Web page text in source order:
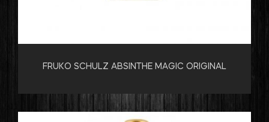
FRUKO SCHULZ ABSINTHE MAGIC ORIGINAL